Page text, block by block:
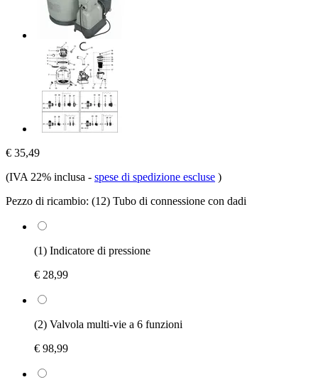
€ 35,49
(IVA 22% inclusa - spese di spedizione escluse )
Pezzo di ricambio: (12) Tubo di connessione con dadi
(1) Indicatore di pressione
€ 28,99
(2) Valvola multi-vie a 6 funzioni
€ 98,99